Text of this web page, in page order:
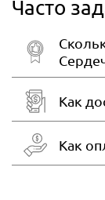
Часто
Как
Как